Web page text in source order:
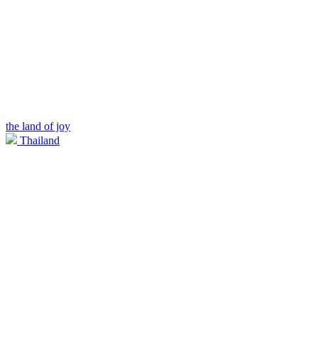
the land of joy
Thailand